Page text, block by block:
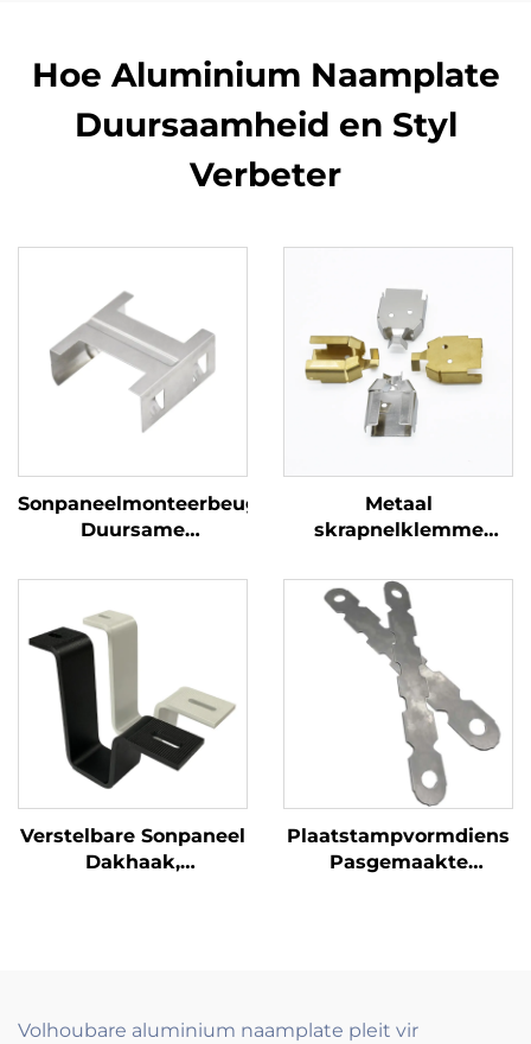
Hoe Aluminium Naamplate
Duursaamheid en Styl
Verbeter
Sonpaneelmonteerbeugel
Duursame
vir sonkragstelsels
Metaal
skrapnelklemme
staalkontakklemme
vir elektriese
komponente
Verstelbare Sonpaneel
Dakhaak,
Plaatstampvormdiens
Pasgemaakte
Volhoubare aluminium naamplate pleit vir